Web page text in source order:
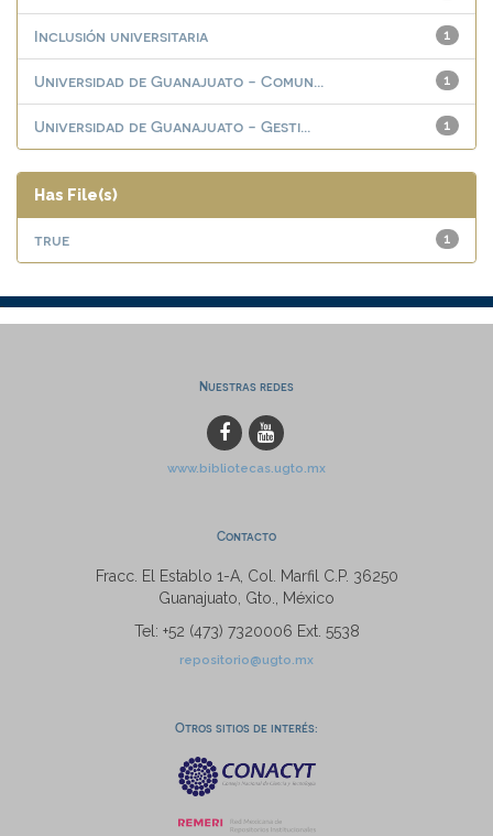
1
Inclusión universitaria
1
Universidad de Guanajuato - Comun...
1
Universidad de Guanajuato - Gesti...
Has File(s)
1
true
Nuestras redes
www.bibliotecas.ugto.mx
Contacto
Fracc. El Establo 1-A, Col. Marfil C.P. 36250
Guanajuato, Gto., México
Tel: +52 (473) 7320006 Ext. 5538
repositorio@ugto.mx
Otros sitios de interés: